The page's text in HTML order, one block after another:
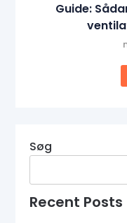
Guide:
Søg
Recent Posts